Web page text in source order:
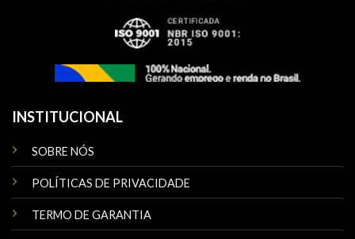
INSTITUCIONAL
SOBRE NÓS
POLÍTICAS DE PRIVACIDADE
TERMO DE GARANTIA